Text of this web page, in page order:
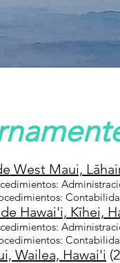
West Maui,
Hawai'i, Kīhei,
Wailea, Hawai'i